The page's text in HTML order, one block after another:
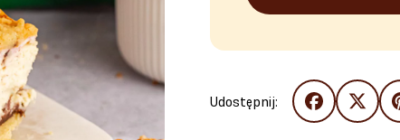
Udostępnij: